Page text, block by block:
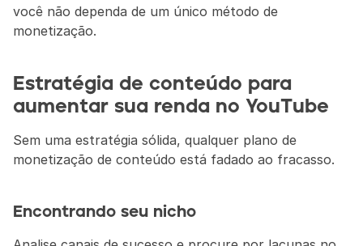
você não dependa de um único método de
monetização.
Estratégia de conteúdo para
aumentar sua renda no YouTube
Sem uma estratégia sólida, qualquer plano de
monetização de conteúdo está fadado ao fracasso.
Encontrando seu nicho